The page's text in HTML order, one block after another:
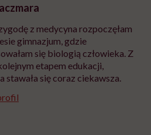
z medycyna rozpoczęłam
gimnazjum, gdzie
się biologią człowieka. Z
etapem edukacji,
stawała się coraz ciekawsza.